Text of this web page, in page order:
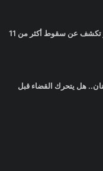
مجزرة في الجنوب: مصادر تكشف عن سقوط أكثر من 11
هل يتحرك القضاء قبل